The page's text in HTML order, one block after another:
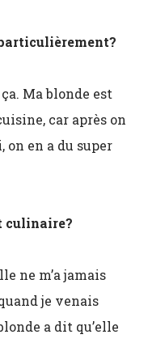
ça. Ma blonde est
car après on
on en a du super
culinaire?
ne m’a jamais
je venais
a dit qu’elle